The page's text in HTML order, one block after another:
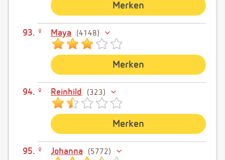
Merken
Maya 4148
Merken
Reinhild 323
Merken
Johanna 5772